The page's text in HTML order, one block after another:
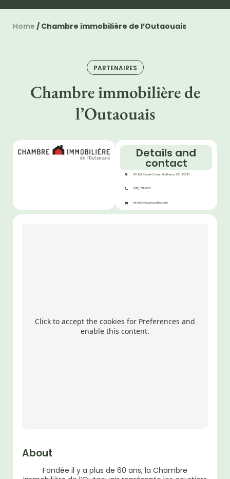
Home / Chambre immobilière de l’Outaouais
PARTENAIRES
Chambre immobilière de
l’Outaouais
Details and
contact
106 Bd Sacré-Coeur, Gatineau, QC J8X 1E1
(819) 771-5221
info@avecuncourtier.com
Click to accept the cookies for Preferences and
enable this content.
About
Fondée il y a plus de 60 ans, la Chambre